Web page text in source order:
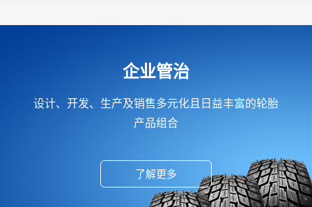
企业管治
设计、开发、生产及销售多元化且日益丰富的轮胎
产品组合
了解更多